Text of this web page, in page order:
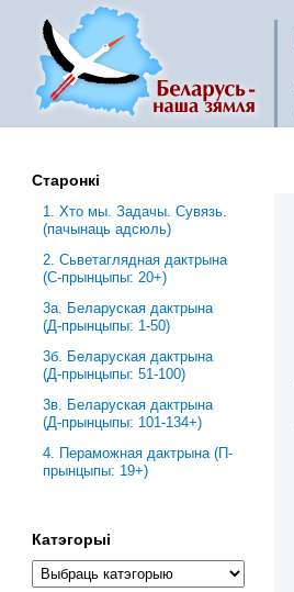
Старонкі
1. Хто мы. Задачы. Сувязь.
(пачынаць адсюль)
2. Сьветаглядная дактрына
(С-прынцыпы: 20+)
3a. Беларуская дактрына
(Д-прынцыпы: 1-50)
3б. Беларуская дактрына
(Д-прынцыпы: 51-100)
3в. Беларуская дактрына
(Д-прынцыпы: 101-134+)
4. Пераможная дактрына (П-
прынцыпы: 19+)
Катэгорыі